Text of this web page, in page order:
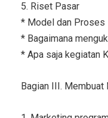
5. Riset Pasar
* Model dan Proses
* Bagaimana
* Apa saja kegiatan
Bagian III.